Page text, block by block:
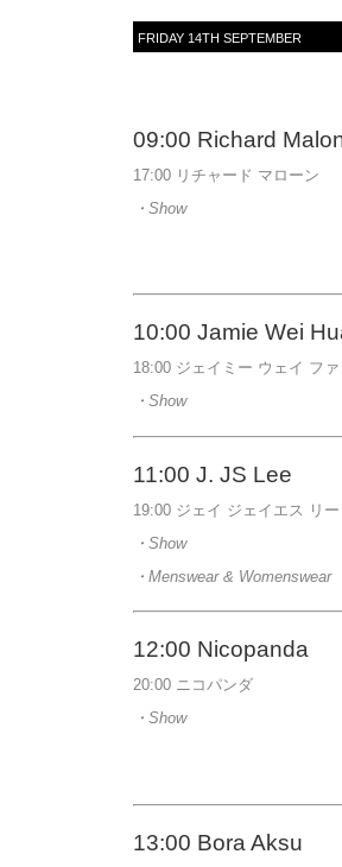
FRIDAY 14TH SEPTEMBER
09:00 Richard
17:00 リチャード マローン
・Show
10:00 Jamie Wei
18:00 ジェイミー ウェイ ファ
・Show
11:00 J. JS Lee
19:00 ジェイ ジェイエス リー
・Show
・Menswear & Womenswear
12:00 Nicopanda
20:00 ニコパンダ
・Show
13:00 Bora Aksu